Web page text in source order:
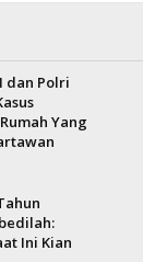
dan Polri
Yang
Ini Kian